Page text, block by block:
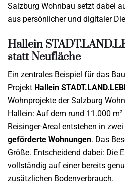
Salzburg Wohnbau setzt dabei
aus persönlicher und digitaler
Hallein
statt Neufläche
Ein zentrales Beispiel für das
Projekt Hallein
Wohnprojekte der Salzburg
Hallein: Auf dem rund 11.000
Reisinger-Areal entstehen in
geförderte Wohnungen. Das
Größe. Entscheidend dabei: Die
vollständig auf einer bereits
zusätzlichen Bodenverbrauch.